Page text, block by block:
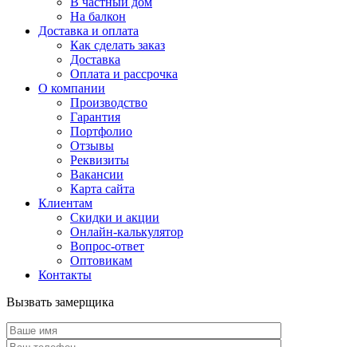
На балкон
Доставка и оплата
Как сделать заказ
Доставка
Оплата и рассрочка
О компании
Производство
Гарантия
Портфолио
Отзывы
Реквизиты
Вакансии
Карта сайта
Клиентам
Скидки и акции
Онлайн-калькулятор
Вопрос-ответ
Оптовикам
Контакты
Вызвать замерщика